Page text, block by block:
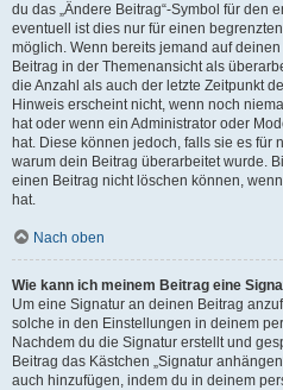
du das „Ändere Beitrag“-Symbol für den
eventuell ist dies nur für einen
möglich. Wenn bereits jemand auf
Beitrag in der Themenansicht als
die Anzahl als auch der letzte Zeitpunkt
Hinweis erscheint nicht, wenn noch
hat oder wenn ein Administrator oder
hat. Diese können jedoch, falls sie es für
warum dein Beitrag überarbeitet wurde.
einen Beitrag nicht löschen können,
hat.
Nach oben
Wie kann ich meinem Beitrag eine
Um eine Signatur an deinen Beitrag
solche in den Einstellungen in deinem
Nachdem du die Signatur erstellt und
Beitrag das Kästchen „Signatur
auch hinzufügen, indem du in deinem